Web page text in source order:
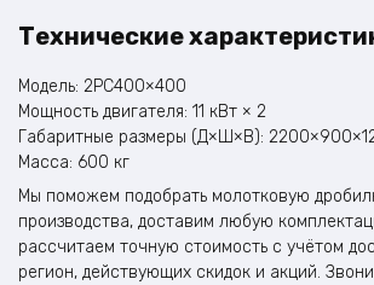
Технические
Модель: 2PC400×400
Мощность двигателя: 11 кВт × 2
Габаритные размеры (Д×Ш×В):
Масса: 600 кг
Мы поможем подобрать молотковую
производства, доставим любую
рассчитаем точную стоимость с учётом
регион, действующих скидок и акций.